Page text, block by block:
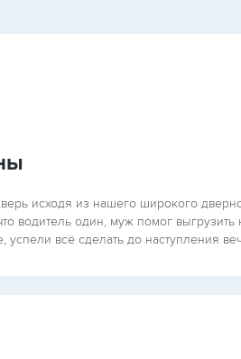
исходя из нашего широкого
водитель один, муж помог
успели всё сделать до наступления